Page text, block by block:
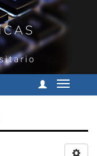
Cambiar